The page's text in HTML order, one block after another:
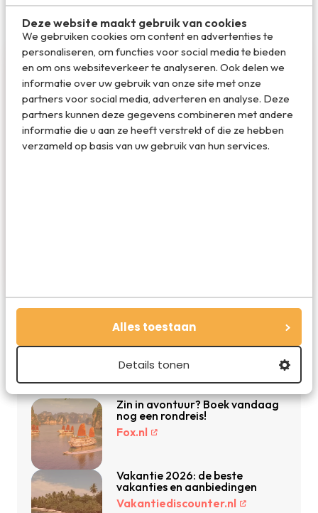
Deze website maakt gebruik van cookies
We gebruiken cookies om content en advertenties te
personaliseren, om functies voor social media te bieden
en om ons websiteverkeer te analyseren. Ook delen we
informatie over uw gebruik van onze site met onze
partners voor social media, adverteren en analyse. Deze
partners kunnen deze gegevens combineren met andere
informatie die u aan ze heeft verstrekt of die ze hebben
verzameld op basis van uw gebruik van hun services.
Alles toestaan
Details tonen
De beste reisdeals van dit moment
Zin in avontuur? Boek vandaag
nog een rondreis!
Fox.nl
Vakantie 2026: de beste
vakanties en aanbiedingen
Vakantiediscounter.nl